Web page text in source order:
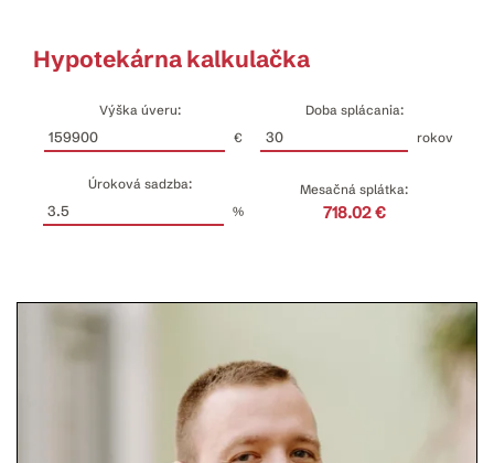
Hypotekárna kalkulačka
Výška úveru:
€
Doba splácania:
rokov
Úroková sadzba:
%
Mesačná splátka:
718.02 €